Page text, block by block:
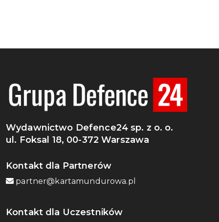
Wydawnictwo Defence24 sp. z o. o.
ul. Foksal 18, 00-372 Warszawa
Kontakt dla Partnerów
partner@kartamundurowa.pl
Kontakt dla Uczestników